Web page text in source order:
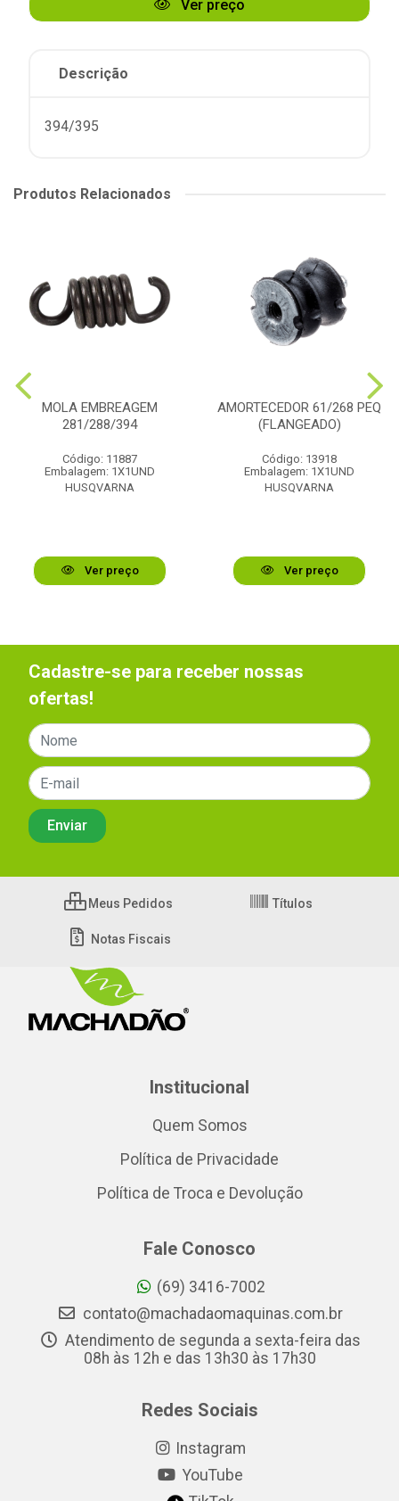
Ver preço
Descrição
394/395
Produtos Relacionados
MOLA EMBREAGEM
281/288/394
Código: 11887
Embalagem: 1X1UND
HUSQVARNA
Ver preço
AMORTECEDOR 61/268 PEQ
(FLANGEADO)
Código: 13918
Embalagem: 1X1UND
HUSQVARNA
Ver preço
Cadastre-se para receber nossas
ofertas!
Meus Pedidos Títulos
Notas Fiscais
Institucional
Quem Somos
Política de Privacidade
Política de Troca e Devolução
Fale Conosco
(69) 3416-7002
contato@machadaomaquinas.com.br
Atendimento de segunda a sexta-feira das
08h às 12h e das 13h30 às 17h30
Redes Sociais
Instagram
YouTube